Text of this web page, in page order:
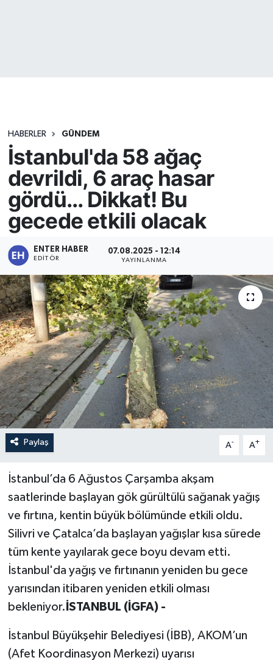
HABERLER GÜNDEM
İstanbul'da 58 ağaç
devrildi, 6 araç hasar
gördü... Dikkat! Bu
gecede etkili olacak
ENTER HABER
EDITÖR
07.08.2025 - 12:14
YAYINLANMA
Paylaş A- A+
İstanbul’da 6 Ağustos Çarşamba akşam
saatlerinde başlayan gök gürültülü sağanak yağış
ve fırtına, kentin büyük bölümünde etkili oldu.
Silivri ve Çatalca’da başlayan yağışlar kısa sürede
tüm kente yayılarak gece boyu devam etti.
İstanbul'da yağış ve fırtınanın yeniden bu gece
yarısından itibaren yeniden etkili olması
bekleniyor. İSTANBUL (İGFA) -
İstanbul Büyükşehir Belediyesi (İBB), AKOM’un
(Afet Koordinasyon Merkezi) uyarısı